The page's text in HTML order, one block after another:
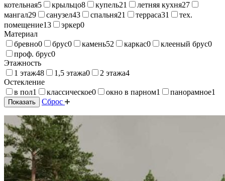
котельная5 крыльцо8 купель21 летняя кухня27
мангал29 санузел43 спальня21 терраса31
тех.
помещение13 эркер0
Материал
бревно0 брус0 камень52 каркас0 клееный брус0
проф. брус0
Этажность
1 этаж48 1,5 этажа0 2 этажа4
Остекление
в пол1 классическое0 окно в парном1 панорамное1
Показать Сброс